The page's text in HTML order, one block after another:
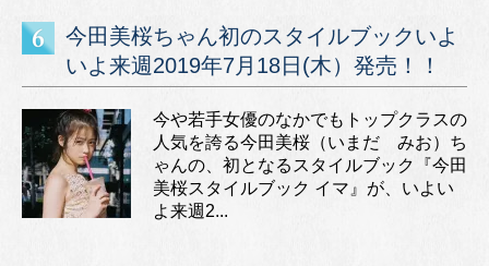
今田美桜ちゃん初のスタイルブックいよ
いよ来週2019年7月18日(木）発売！！
今や若手女優のなかでもトップクラスの
人気を誇る今田美桜（いまだ みお）ち
ゃんの、初となるスタイルブック『今田
美桜スタイルブック イマ』が、いよい
よ来週2...